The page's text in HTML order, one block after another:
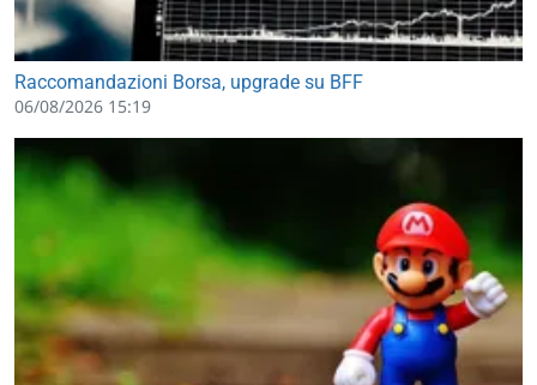
Raccomandazioni Borsa, upgrade su BFF
06/08/2026 15:19